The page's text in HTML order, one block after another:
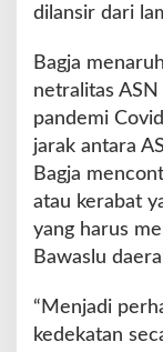
dilansir dari
Bagja
netralitas
pandemi
jarak antara
Bagja
atau kerabat
yang harus
Bawaslu
“Menjadi
kedekatan